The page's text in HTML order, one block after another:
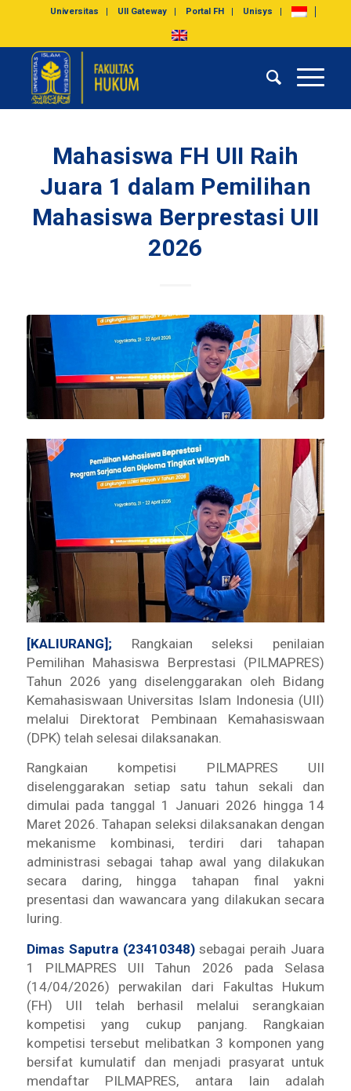
Universitas UII Gateway Portal FH Unisys
Mahasiswa FH UII Raih
Juara 1 dalam Pemilihan
Mahasiswa Berprestasi UII
2026
[KALIURANG]; Rangkaian seleksi penilaian
Pemilihan Mahasiswa Berprestasi (PILMAPRES)
Tahun 2026 yang diselenggarakan oleh Bidang
Kemahasiswaan Universitas Islam Indonesia (UII)
melalui Direktorat Pembinaan Kemahasiswaan
(DPK) telah selesai dilaksanakan.
Rangkaian kompetisi PILMAPRES UII
diselenggarakan setiap satu tahun sekali dan
dimulai pada tanggal 1 Januari 2026 hingga 14
Maret 2026. Tahapan seleksi dilaksanakan dengan
mekanisme kombinasi, terdiri dari tahapan
administrasi sebagai tahap awal yang dilakukan
secara daring, hingga tahapan final yakni
presentasi dan wawancara yang dilakukan secara
luring.
Dimas Saputra (23410348)sebagai peraih Juara
1 PILMAPRES UII Tahun 2026 pada Selasa
(14/04/2026) perwakilan dari Fakultas Hukum
(FH) UII telah berhasil melalui serangkaian
kompetisi yang cukup panjang. Rangkaian
kompetisi tersebut melibatkan 3 komponen yang
bersifat kumulatif dan menjadi prasyarat untuk
mendaftar PILMAPRES, antara lain adalah